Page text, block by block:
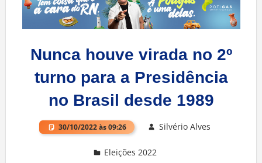
Nunca houve virada no 2º
turno para a Presidência
no Brasil desde 1989
30/10/2022 às 09:26 Silvério Alves
Eleições 2022